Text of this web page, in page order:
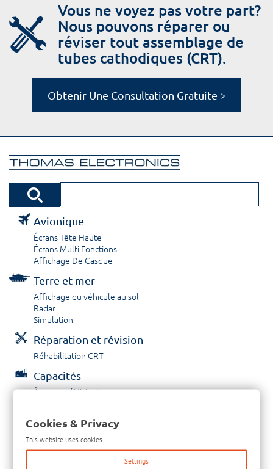
Vous ne voyez pas votre part?
Nous pouvons réparer ou
réviser tout assemblage de
tubes cathodiques (CRT).
Obtenir Une Consultation Gratuite >
Avionique
Écrans Tête Haute
Écrans Multi Fonctions
Affichage De Casque
Terre et mer
Affichage du véhicule au sol
Radar
Simulation
Réparation et révision
Réhabilitation CRT
Capacités
À propos / Historique
Contactez nous
Tél: +33-380-600-290
Télécopieur: +33-380-600-294
Cookies & Privacy
This website uses cookies.
Settings